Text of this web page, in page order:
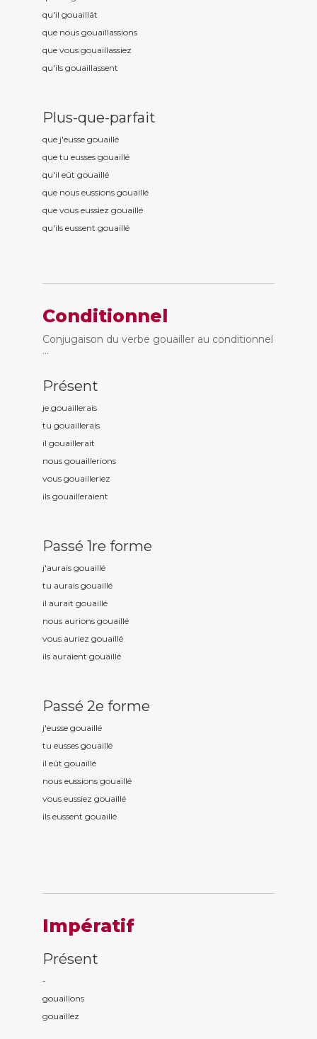
qu'il gouaillât
que nous gouaillassions
que vous gouaillassiez
qu'ils gouaillassent
Plus-que-parfait
que j'eusse gouaillé
que tu eusses gouaillé
qu'il eût gouaillé
que nous eussions gouaillé
que vous eussiez gouaillé
qu'ils eussent gouaillé
Conditionnel
Conjugaison du verbe gouailler au conditionnel
...
Présent
je gouaillerais
tu gouaillerais
il gouaillerait
nous gouaillerions
vous gouailleriez
ils gouailleraient
Passé 1re forme
j'aurais gouaillé
tu aurais gouaillé
il aurait gouaillé
nous aurions gouaillé
vous auriez gouaillé
ils auraient gouaillé
Passé 2e forme
j'eusse gouaillé
tu eusses gouaillé
il eût gouaillé
nous eussions gouaillé
vous eussiez gouaillé
ils eussent gouaillé
Impératif
Présent
-
gouaillons
gouaillez